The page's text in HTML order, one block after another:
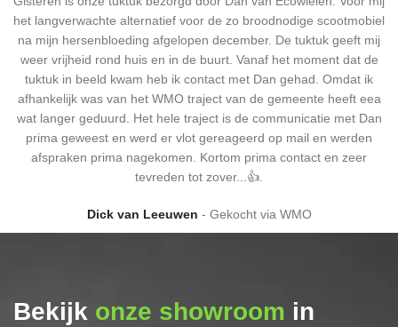
het langverwachte alternatief voor de zo broodnodige scootmobiel
na mijn hersenbloeding afgelopen december. De tuktuk geeft mij
weer vrijheid rond huis en in de buurt. Vanaf het moment dat de
tuktuk in beeld kwam heb ik contact met Dan gehad. Omdat ik
afhankelijk was van het WMO traject van de gemeente heeft eea
wat langer geduurd. Het hele traject is de communicatie met Dan
prima geweest en werd er vlot gereageerd op mail en werden
afspraken prima nagekomen. Kortom prima contact en zeer
tevreden tot zover...👍.
Dick van Leeuwen Gekocht via WMO
Bekijk onze showroom in